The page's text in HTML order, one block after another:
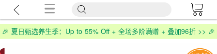
🎉 夏日甄选养生季：Up to 55% Off + 全场多阶满赠 + 叠加96折 >> 🎉